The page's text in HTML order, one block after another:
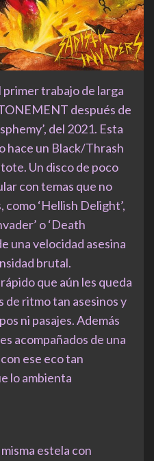
trabajo de larga
después de
del 2021. Esta
hace un Black/Thrash
Un disco de poco
con temas que no
‘Hellish Delight’,
o ‘Death
una velocidad asesina
brutal.
que aún les queda
de ritmo tan asesinos y
ni pasajes. Además
acompañados de una
ese eco tan
lo ambienta
estela con